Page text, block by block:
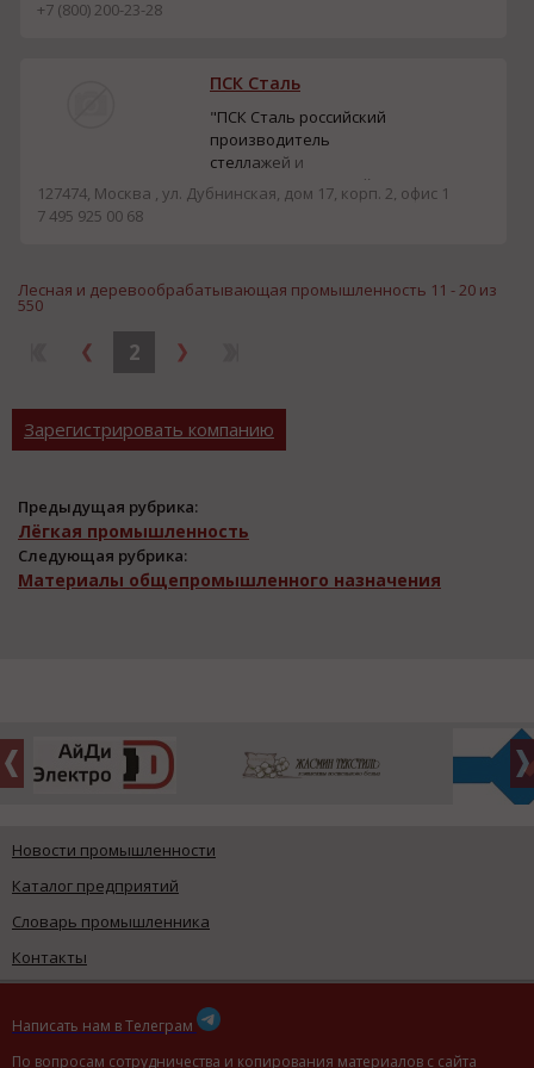
пособий до театральных
декораций и уличных
фигур —
разрабатывается с
участием педагогов,
тестируется в ДОУ ...
+7 (800) 200-23-28
ПСК Сталь
"ПСК Сталь российский
производитель
стеллажей и
металлоконструкций на
фермах. Собственное
менеджерами-
монтируем: - склады на
стеллажах; - паллетн...
127474, Москва , ул. Дубнинская, дом 17, корп. 2, офис 1
7 495 925 00 68
Лесная и деревообрабатывающая промышленность 11 - 20 из
550
2
Зарегистрировать компанию
Предыдущая рубрика:
Лёгкая промышленность
Следующая рубрика:
Материалы общепромышленного назначения
Новости промышленности
Каталог предприятий
Словарь промышленника
Контакты
Написать нам в Телеграм
По вопросам сотрудничества и копирования материалов с сайта